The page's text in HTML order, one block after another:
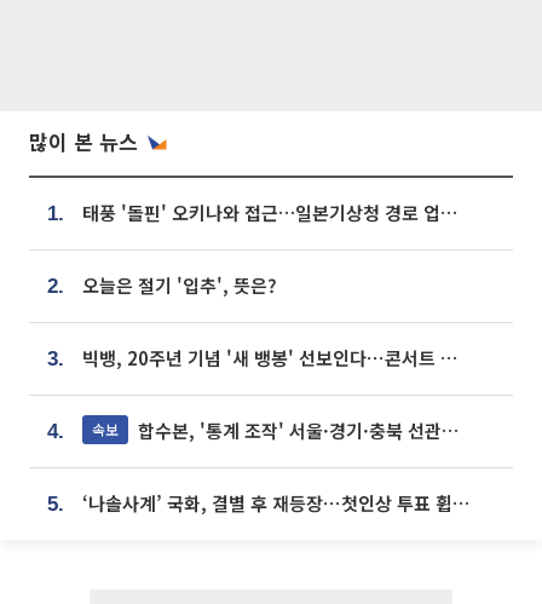
많이 본 뉴스
1. 태풍 '돌핀' 오키나와 접근…일본기상청 경로 업데이트
2. 오늘은 절기 '입추', 뜻은?
3. 빅뱅, 20주년 기념 '새 뱅봉' 선보인다⋯콘서트 앞두고 팝업 개최
4. 속보 합수본, '통계 조작' 서울·경기·충북 선관위 등 추가 압수수색
5. ‘나솔사계’ 국화, 결별 후 재등장⋯첫인상 투표 휩쓸고 ‘인기녀’ 등극